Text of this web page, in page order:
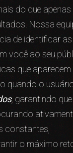
do que apenas
Nossa
de identificar as
você ao seu
que
quando o
, garantindo que
constantes,
o máximo